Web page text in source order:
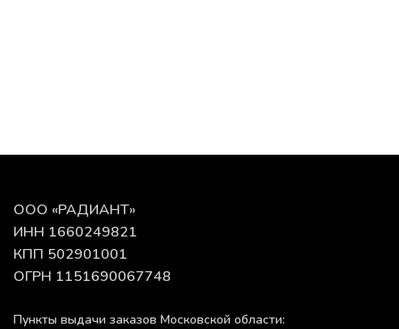
ООО «РАДИАНТ»
ИНН 1660249821
КПП 502901001
ОГРН 1151690067748
Пункты выдачи заказов Московской области: